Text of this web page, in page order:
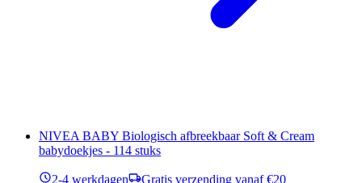
NIVEA BABY Biologisch afbreekbaar Soft & Cream
babydoekjes - 114 stuks
2-4 werkdagen Gratis verzending vanaf €20